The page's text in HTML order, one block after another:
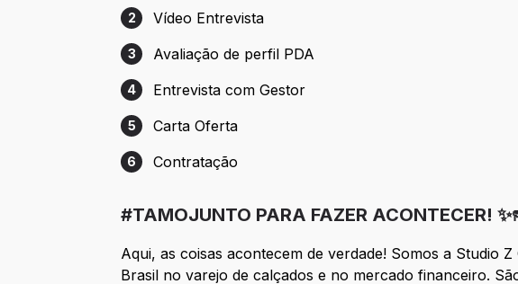
Etapa 2: Vídeo Entrevista
2 Vídeo Entrevista
Etapa 3: Avaliação de perfil PDA
3 Avaliação de perfil PDA
Etapa 4: Entrevista com Gestor
4 Entrevista com Gestor
Etapa 5: Carta Oferta
5 Carta Oferta
Etapa 6: Contratação
6 Contratação
#TAMOJUNTO PARA FAZER ACONTECER!
Aqui, as coisas acontecem de verdade! Somos a Studio
Brasil no varejo de calçados e no mercado financeiro.